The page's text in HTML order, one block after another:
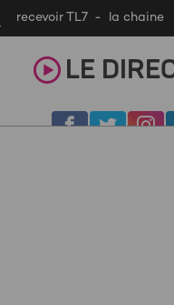
recevoir TL7 - la chaine
LE